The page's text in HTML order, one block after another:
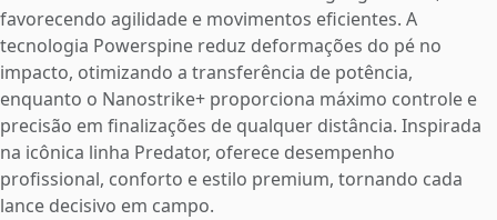
favorecendo agilidade e movimentos eficientes. A
tecnologia Powerspine reduz deformações do pé no
impacto, otimizando a transferência de potência,
enquanto o Nanostrike+ proporciona máximo controle e
precisão em finalizações de qualquer distância. Inspirada
na icônica linha Predator, oferece desempenho
profissional, conforto e estilo premium, tornando cada
lance decisivo em campo.